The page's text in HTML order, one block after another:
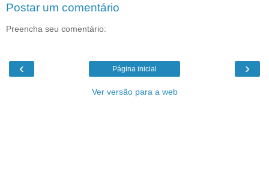
Postar um comentário
Preencha seu comentário:
‹ ›
Página inicial
Ver versão para a web